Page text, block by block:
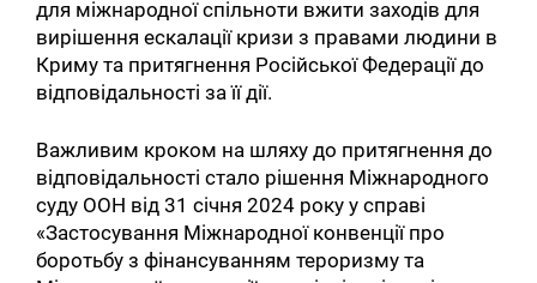
для міжнародної спільноти вжити заходів для
вирішення ескалації кризи з правами людини в
Криму та притягнення Російської Федерації до
відповідальності за її дії.
Важливим кроком на шляху до притягнення до
відповідальності стало рішення Міжнародного
суду ООН від 31 січня 2024 року у справі
«Застосування Міжнародної конвенції про
боротьбу з фінансуванням тероризму та